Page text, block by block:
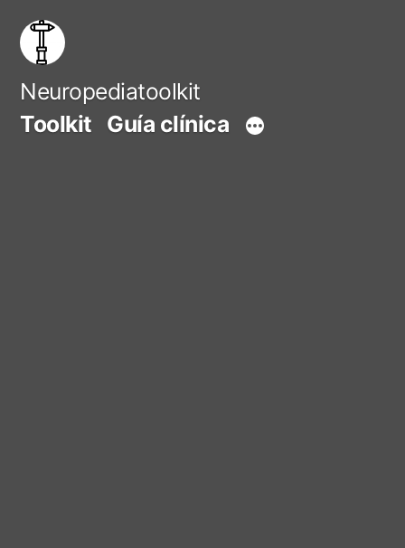
Saltar
contenido
Neuropediatoolkit
Toolkit Guía clínica